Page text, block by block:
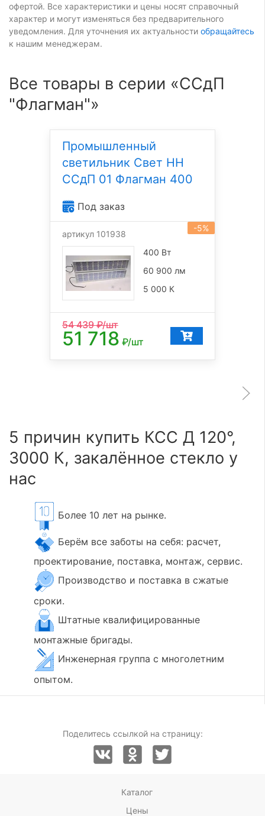
офертой. Все характеристики и цены носят справочный
характер и могут изменяться без предварительного
уведомления. Для уточнения их актуальности обращайтесь
к нашим менеджерам.
Все товары в серии «ССдП
"Флагман"»
Промышленный
светильник Свет НН
ССдП 01 Флагман 400
Под заказ
-5%
артикул 101938
400 Вт
60 900 лм
5 000 К
54 439₽/шт
51 718 ₽/шт
5 причин купить КСС Д 120°,
3000 К, закалённое стекло у
нас
Более 10 лет на рынке.
Берём все заботы на себя: расчет,
проектирование, поставка, монтаж, сервис.
Производство и поставка в сжатые
сроки.
Штатные квалифицированные
монтажные бригады.
Инженерная группа с многолетним
опытом.
Поделитесь ссылкой на страницу:
Каталог
Цены